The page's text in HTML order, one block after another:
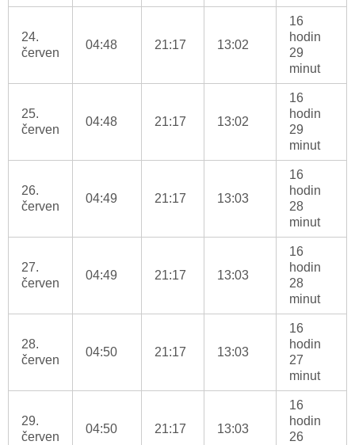
24.
červen
04:48 21:17 13:02
16
hodin
29
minut
25.
červen
04:48 21:17 13:02
16
hodin
29
minut
26.
červen
04:49 21:17 13:03
16
hodin
28
minut
27.
červen
04:49 21:17 13:03
16
hodin
28
minut
28.
červen
04:50 21:17 13:03
16
hodin
27
minut
29.
červen
04:50 21:17 13:03
16
hodin
26